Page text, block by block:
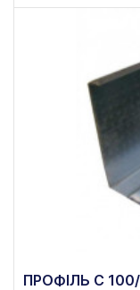
ПРОФІЛЬ C